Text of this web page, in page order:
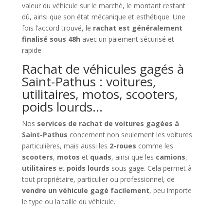
valeur du véhicule sur le marché, le montant restant
dû, ainsi que son état mécanique et esthétique. Une
fois l’accord trouvé, le rachat est généralement
finalisé sous 48h avec un paiement sécurisé et
rapide.
Rachat de véhicules gagés à
Saint-Pathus : voitures,
utilitaires, motos, scooters,
poids lourds…
Nos services de rachat de voitures gagées à
Saint-Pathus concernent non seulement les voitures
particulières, mais aussi les 2-roues comme les
scooters, motos et quads, ainsi que les camions,
utilitaires et poids lourds sous gage. Cela permet à
tout propriétaire, particulier ou professionnel, de
vendre un véhicule gagé facilement, peu importe
le type ou la taille du véhicule.